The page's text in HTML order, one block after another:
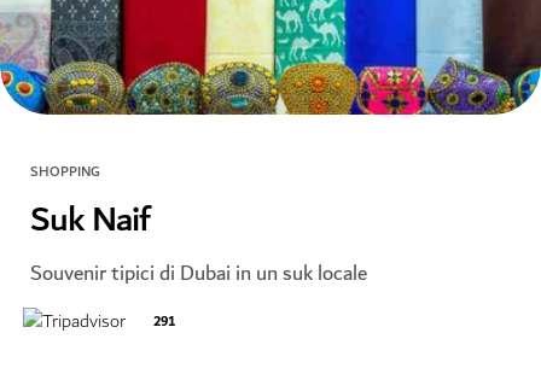
SHOPPING
Suk Naif
Souvenir tipici di Dubai in un suk locale
291